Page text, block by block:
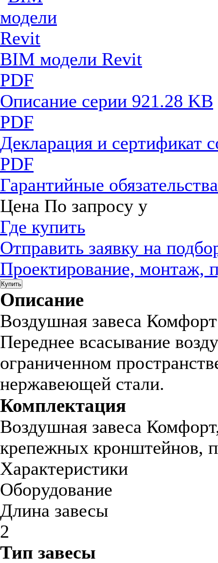
BIM модели Revit
PDF
Описание серии 921.28 KB
PDF
Декларация и сертификат
PDF
Гарантийные
Цена По запросу у
Где купить
Отправить заявку на
Проектирование, монтаж,
Купить
Описание
Воздушная завеса
Переднее всасывание
ограниченном
нержавеющей стали.
Комплектация
Воздушная завеса
крепежных кронштейнов,
Характеристики
Оборудование
Длина завесы
2
Тип завесы